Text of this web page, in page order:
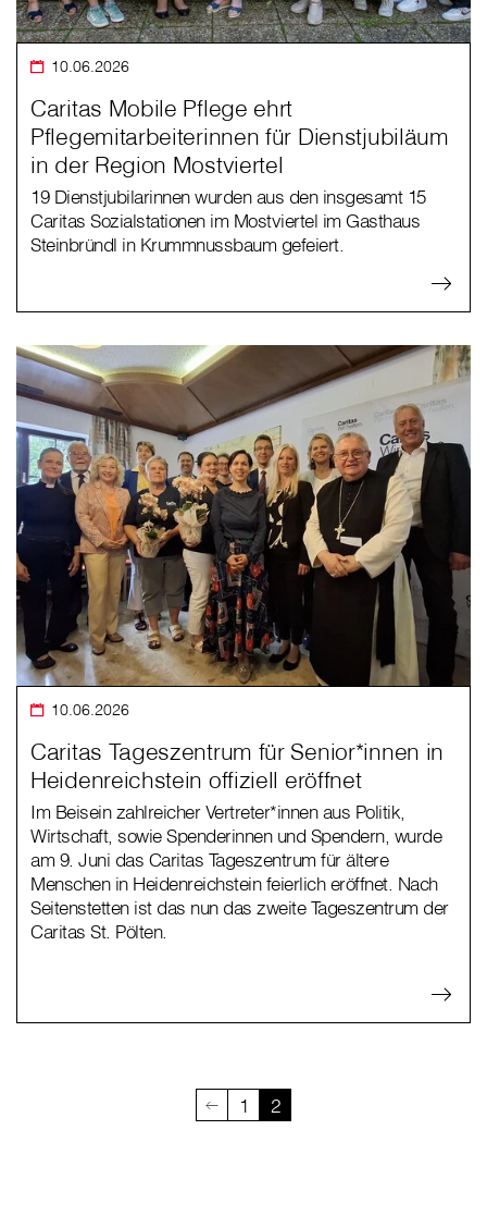
10.06.2026
Caritas Mobile Pflege ehrt
Pflegemitarbeiterinnen für Dienstjubiläum
in der Region Mostviertel
19 Dienstjubilarinnen wurden aus den insgesamt 15
Caritas Sozialstationen im Mostviertel im Gasthaus
Steinbründl in Krummnussbaum gefeiert.
10.06.2026
Caritas Tageszentrum für Senior*innen in
Heidenreichstein offiziell eröffnet
Im Beisein zahlreicher Vertreter*innen aus Politik,
Wirtschaft, sowie Spenderinnen und Spendern, wurde
am 9. Juni das Caritas Tageszentrum für ältere
Menschen in Heidenreichstein feierlich eröffnet. Nach
Seitenstetten ist das nun das zweite Tageszentrum der
Caritas St. Pölten.
1 2